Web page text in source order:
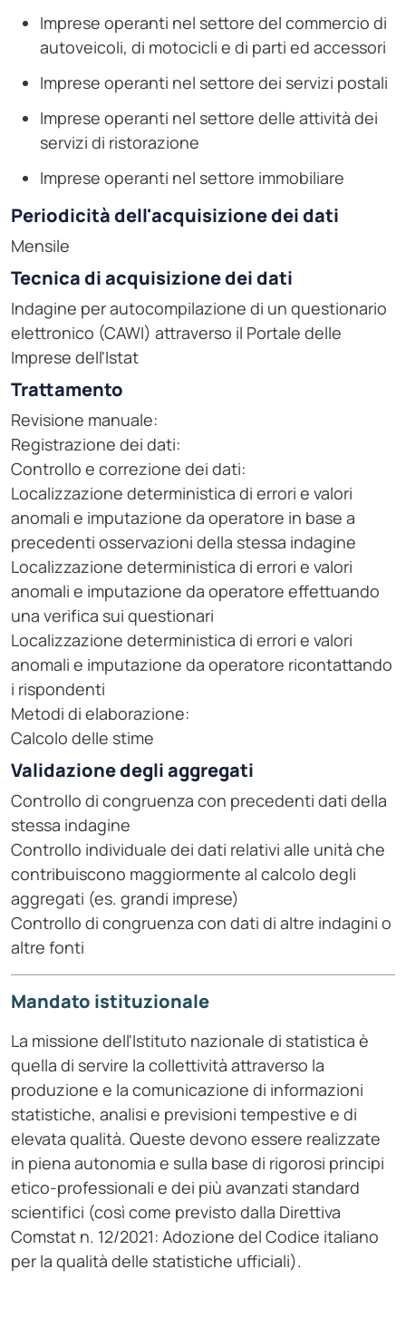
Imprese operanti nel settore del commercio di
autoveicoli, di motocicli e di parti ed accessori
Imprese operanti nel settore dei servizi postali
Imprese operanti nel settore delle attività dei
servizi di ristorazione
Imprese operanti nel settore immobiliare
Periodicità dell'acquisizione dei dati
Mensile
Tecnica di acquisizione dei dati
Indagine per autocompilazione di un questionario
elettronico (CAWI) attraverso il Portale delle
Imprese dell'Istat
Trattamento
Revisione manuale:
Registrazione dei dati:
Controllo e correzione dei dati:
Localizzazione deterministica di errori e valori
anomali e imputazione da operatore in base a
precedenti osservazioni della stessa indagine
Localizzazione deterministica di errori e valori
anomali e imputazione da operatore effettuando
una verifica sui questionari
Localizzazione deterministica di errori e valori
anomali e imputazione da operatore ricontattando
i rispondenti
Metodi di elaborazione:
Calcolo delle stime
Validazione degli aggregati
Controllo di congruenza con precedenti dati della
stessa indagine
Controllo individuale dei dati relativi alle unità che
contribuiscono maggiormente al calcolo degli
aggregati (es. grandi imprese)
Controllo di congruenza con dati di altre indagini o
altre fonti
Mandato istituzionale
La missione dell'Istituto nazionale di statistica è
quella di servire la collettività attraverso la
produzione e la comunicazione di informazioni
statistiche, analisi e previsioni tempestive e di
elevata qualità. Queste devono essere realizzate
in piena autonomia e sulla base di rigorosi principi
etico-professionali e dei più avanzati standard
scientifici (così come previsto dalla Direttiva
Comstat n. 12/2021: Adozione del Codice italiano
per la qualità delle statistiche ufficiali).